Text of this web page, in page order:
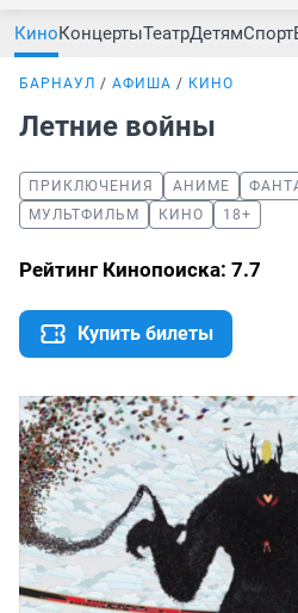
КиноКонцертыТеатрДетямСпорт
БАРНАУЛ АФИША КИНО
Летние войны
ПРИКЛЮЧЕНИЯ АНИМЕ
МУЛЬТФИЛЬМ
КИНО 18+
Рейтинг Кинопоиска: 7.7
Купить билеты